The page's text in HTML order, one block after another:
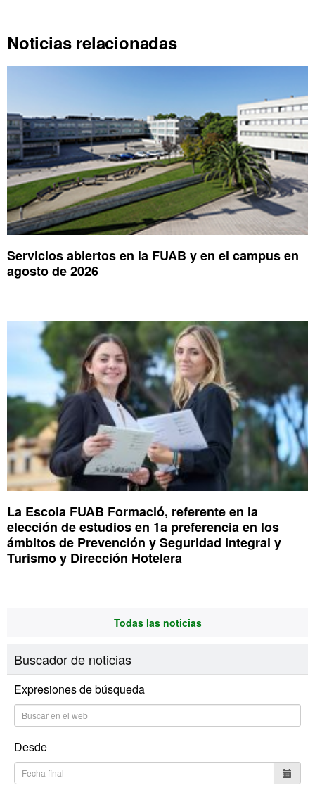
Noticias relacionadas
Servicios abiertos en la FUAB y en el campus en
agosto de 2026
La Escola FUAB Formació, referente en la
elección de estudios en 1a preferencia en los
ámbitos de Prevención y Seguridad Integral y
Turismo y Dirección Hotelera
Todas las noticias
Buscador de noticias
Expresiones de búsqueda
Desde